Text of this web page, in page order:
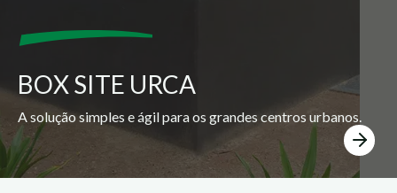
BOX SITE URCA
A solução simples e ágil para os grandes centros urbanos.